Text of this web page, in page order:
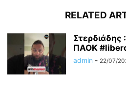
RELATED
Στερδιάδης
ΠΑΟΚ
admin - 22/07/